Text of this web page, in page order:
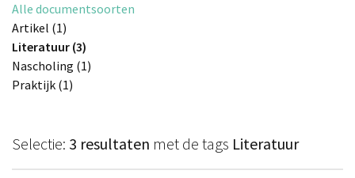
Alle documentsoorten
Artikel (1)
Literatuur (3)
Nascholing (1)
Praktijk (1)
Selectie: 3 resultaten met de tags Literatuur